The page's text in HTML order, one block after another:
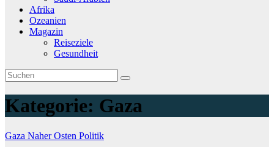
Afrika
Ozeanien
Magazin
Reiseziele
Gesundheit
Kategorie: Gaza
Gaza Naher Osten Politik